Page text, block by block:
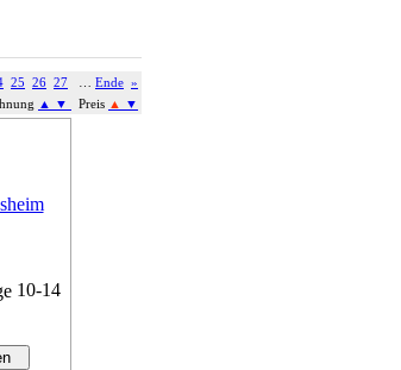
25 26 27 Ende »
▲ ▼ Preis ▲ ▼
10-14